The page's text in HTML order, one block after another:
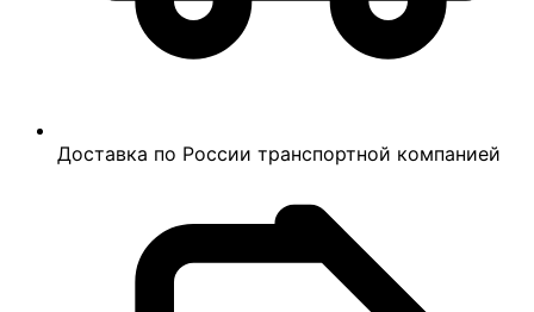
Доставка по России транспортной компанией